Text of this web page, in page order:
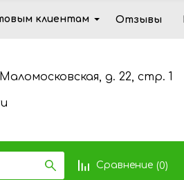
клиентам Отзывы
д. 22, стр. 1
Сравнение (0)